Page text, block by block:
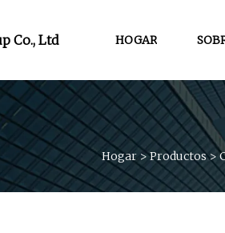
Co., Ltd HOGAR
Hogar >Productos>